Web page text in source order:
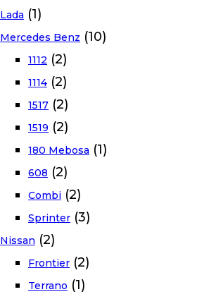
Lada (1)
Mercedes Benz (10)
1112 (2)
1114 (2)
1517 (2)
1519 (2)
180 Mebosa (1)
608 (2)
Combi (2)
Sprinter (3)
Nissan (2)
Frontier (2)
Terrano (1)